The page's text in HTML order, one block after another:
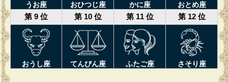
うお座 おひつじ座 かに座 おとめ座
第 9 位 第 10 位 第 11 位 第 12 位
おうし座 てんびん座 ふたご座 さそり座